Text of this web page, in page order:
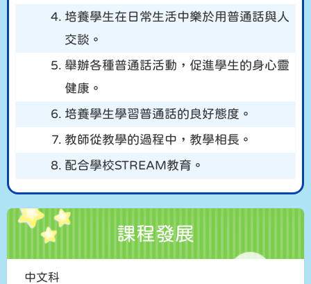
4. 培養學生在日常生活中樂於用普通話與人
交談。
5. 舉辦各種普通話活動，促進學生的身心靈
健康。
6. 培養學生學習普通話的良好態度。
7. 教師從教學的過程中，教學相長。
8. 配合學校STREAM教育。
課程發展
中文科